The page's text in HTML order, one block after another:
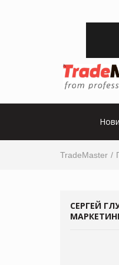
TradeMaster
СЕРГЕЙ